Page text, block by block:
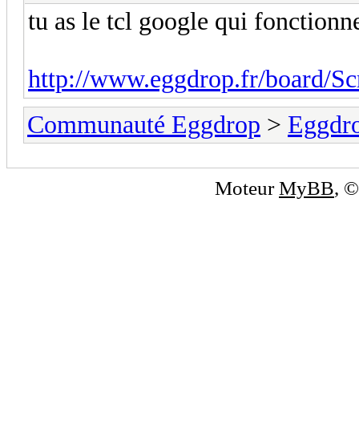
tu as le tcl google qui
http://www.eggdrop.fr/board/
Communauté Eggdrop >
MoteurMyBB,